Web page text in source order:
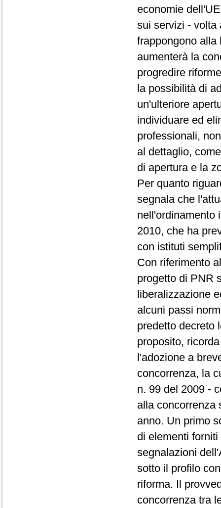
economie
sui servizi - volta
frappongono alla
aumenterà la
progredire
la possibilità di
un'ulteriore
individuare ed
professionali,
al dettaglio,
di apertura e la
Per quanto
segnala che
nell'ordinamento
2010, che ha
con istituti
Con riferimento
progetto di PNR
liberalizzazione
alcuni passi
predetto decreto
proposito,
l'adozione a
concorrenza, la
n. 99 del 2009 -
alla concorrenza
anno. Un primo
di elementi
segnalazioni
sotto il profilo
riforma. Il
concorrenza tra